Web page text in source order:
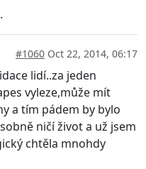
#1060 Oct 22, 2014, 06:17
lidí..za jeden
vyleze,může mít
a tím pádem by bylo
ničí život a už jsem
chtěla mnohdy